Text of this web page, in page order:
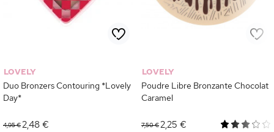
LOVELY
Duo Bronzers Contouring *Lovely
Day*
4,95 €2,48 €
LOVELY
Poudre Libre Bronzante Chocolat
Caramel
7,50 €2,25 €